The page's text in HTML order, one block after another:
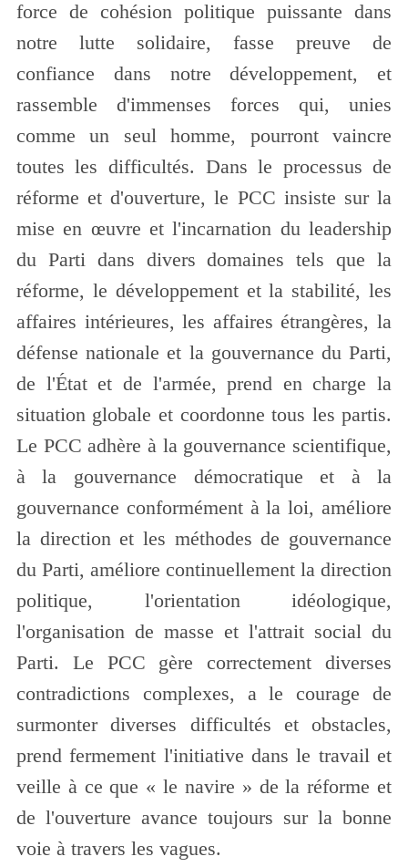
force de cohésion politique puissante dans
notre lutte solidaire, fasse preuve de
confiance dans notre développement, et
rassemble d'immenses forces qui, unies
comme un seul homme, pourront vaincre
toutes les difficultés. Dans le processus de
réforme et d'ouverture, le PCC insiste sur la
mise en œuvre et l'incarnation du leadership
du Parti dans divers domaines tels que la
réforme, le développement et la stabilité, les
affaires intérieures, les affaires étrangères, la
défense nationale et la gouvernance du Parti,
de l'État et de l'armée, prend en charge la
situation globale et coordonne tous les partis.
Le PCC adhère à la gouvernance scientifique,
à la gouvernance démocratique et à la
gouvernance conformément à la loi, améliore
la direction et les méthodes de gouvernance
du Parti, améliore continuellement la direction
politique, l'orientation idéologique,
l'organisation de masse et l'attrait social du
Parti. Le PCC gère correctement diverses
contradictions complexes, a le courage de
surmonter diverses difficultés et obstacles,
prend fermement l'initiative dans le travail et
veille à ce que « le navire » de la réforme et
de l'ouverture avance toujours sur la bonne
voie à travers les vagues.